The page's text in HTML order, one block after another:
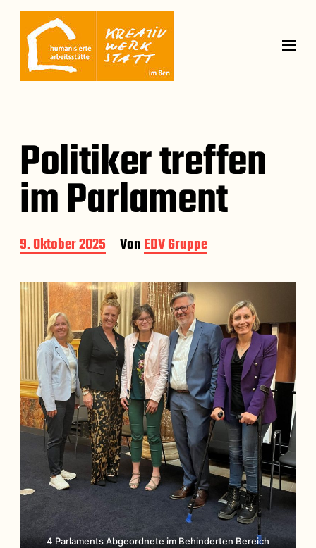
Politiker treffen
im Parlament
B
e
t
r
a
g
s
d
a
t
u
m
9. Oktober 2025 VonEDV Gruppe
4 Parlaments Abgeordnete im Behinderten Bereich